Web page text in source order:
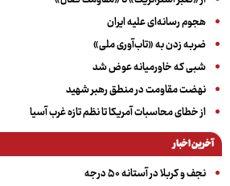
هجوم رسانه‌ای علیه ایران
ضربه زدن به «تاب‌آوری ملی»
شبی که خاورمیانه عوض شد
نهضت مقاومت در منطق رهبر شهید
از خطای محاسبات آمریکا تا نظم تازه غرب آسیا
آخرین اخبار
نجف و کربلا در آستانه ۵۰ درجه